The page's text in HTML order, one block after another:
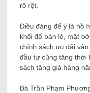
rõ rệt.
Điều đáng để ý là hồ
khối đế bán lẻ, mặt
chính sách ưu đãi
đầu tư cũng tăng thời
sách tăng giá hàng
Bà Trần Phạm